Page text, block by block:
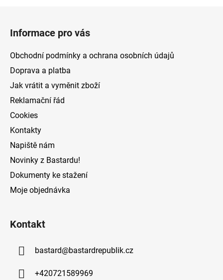
v
Informace pro vás
Obchodní podmínky a ochrana osobních údajů
Doprava a platba
Jak vrátit a vyměnit zboží
Reklamační řád
Cookies
Kontakty
Napiště nám
Novinky z Bastardu!
Dokumenty ke stažení
Moje objednávka
Kontakt
bastard@bastardrepublik.cz
+420721589969